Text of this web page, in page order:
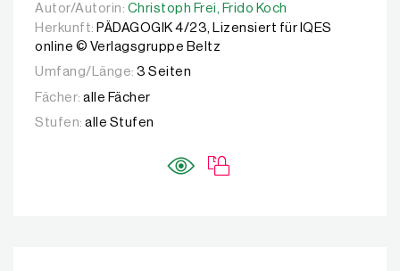
Autor/Autorin: Christoph Frei, Frido Koch
Autor/Autorin: Christoph Frei,
Frido Koch
Herkunft: PÄDAGOGIK 4/23, Lizensiert für IQES
online © Verlagsgruppe Beltz
Umfang/Länge: 3 Seiten
Fächer: alle Fächer
Stufen: alle Stufen